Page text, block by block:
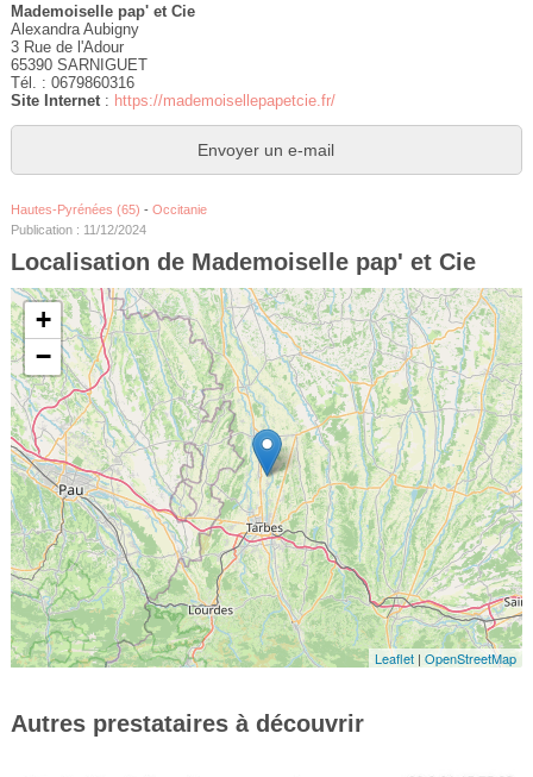
Mademoiselle pap' et Cie
Alexandra Aubigny
3 Rue de l'Adour
65390 SARNIGUET
Tél. : 0679860316
Site Internet: https://mademoisellepapetcie.fr/
Envoyer un e-mail
Hautes-Pyrénées (65) - Occitanie
Publication : 11/12/2024
Localisation de Mademoiselle pap' et Cie
+
−
Leaflet |OpenStreetMap
Autres prestataires à découvrir